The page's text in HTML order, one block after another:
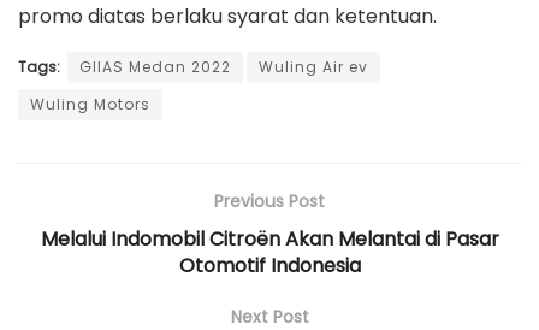
promo diatas berlaku syarat dan ketentuan.
Tags: GIIAS Medan 2022
Wuling Air ev
Wuling Motors
Previous Post
Melalui Indomobil Citroën Akan Melantai di Pasar
Otomotif Indonesia
Next Post